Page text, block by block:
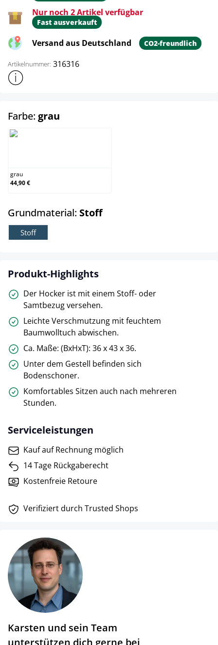
Nur noch 2 Artikel verfügbar
Fast ausverkauft
Versand aus Deutschland CO2-freundlich
Artikelnummer: 316316
Weitere Produktinformationen anzeigen
Farbe: grau
grau
44,90 €
Grundmaterial: Stoffauswählen
Stoff
Produkt-Highlights
Der Hocker ist mit einem Stoff- oder
Samtbezug versehen.
Leichte Verschmutzung mit feuchtem
Baumwolltuch abwischen.
Ca. Maße: (BxHxT): 36 x 43 x 36.
Unter dem Gestell befinden sich
Bodenschoner.
Komfortables Sitzen auch nach mehreren
Stunden.
Serviceleistungen
Kauf auf Rechnung möglich
14 Tage Rückgaberecht
Kostenfreie Retoure
Verifiziert durch Trusted Shops
Karsten und sein Team
unterstützen dich gerne bei